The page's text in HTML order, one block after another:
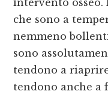
intervento
che sono a
nemmeno
sono
tendono a
tendono anche a